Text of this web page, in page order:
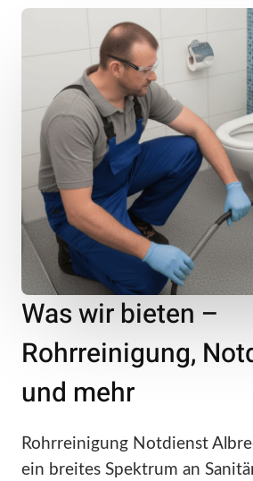
Was wir bieten –
Rohrreinigung,
und mehr
Rohrreinigung Notdienst
ein breites Spektrum an